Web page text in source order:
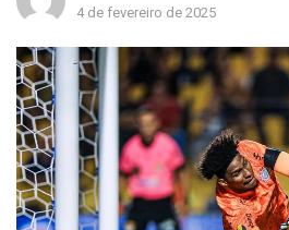
4 de fevereiro de 2025